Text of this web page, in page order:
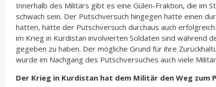
Innerhalb des Militärs gibt es eine Gülen-Fraktion, die im
schwach sein. Der Putschversuch hingegen hatte einen
hätten, hätte der Putschversuch durchaus auch
im Krieg in Kurdistan involvierten Soldaten sind während
gegeben zu haben. Der mögliche Grund für ihre
wurde im Nachgang des Putschversuches auch viele
Der Krieg in Kurdistan hat dem Militär den Weg zum